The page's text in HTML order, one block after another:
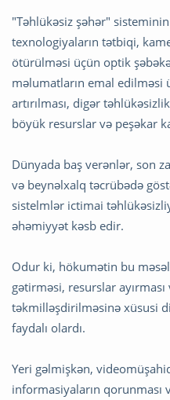
"Təhlükəsiz şəhər"
texnologiyaların tətbiqi,
ötürülməsi üçün optik
məlumatların emal edilməsi
artırılması, digər
böyük resurslar və peşəkar
Dünyada baş verənlər, son
və beynəlxalq təcrübədə
sistelmlər ictimai
əhəmiyyət kəsb edir.
Odur ki, hökumətin bu
gətirməsi, resurslar
təkmilləşdirilməsinə xüsusi
faydalı olardı.
Yeri gəlmişkən,
informasiyaların